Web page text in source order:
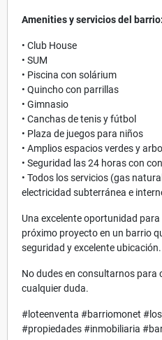
Amenities y servicios del barrio:
• Club House
• SUM
• Piscina con solárium
• Quincho con parrillas
• Gimnasio
• Canchas de tenis y fútbol
• Plaza de juegos para niños
• Amplios espacios verdes y
• Seguridad las 24 horas con
• Todos los servicios (gas
electricidad subterránea e
Una excelente oportunidad
próximo proyecto en un barrio
seguridad y excelente ubicación.
No dudes en consultarnos
cualquier duda.
#loteenventa #barriomonet
#propiedades #inmobiliaria